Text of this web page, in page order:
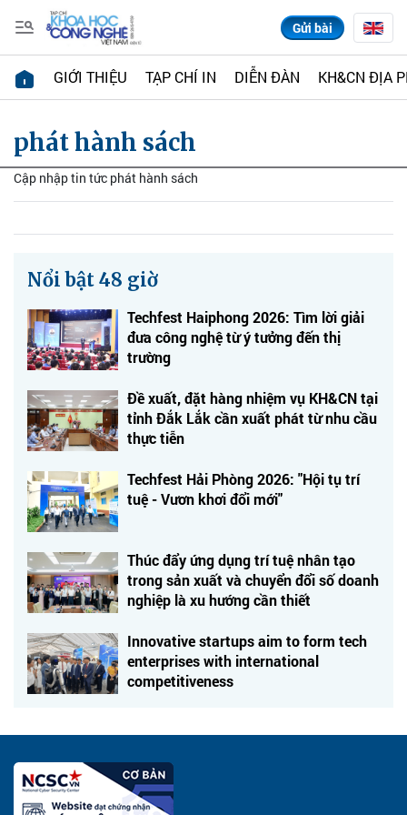
Gửi bài
GIỚI THIỆU TẠP CHÍ IN DIỄN ĐÀN KH&CN ĐỊA
phát hành sách
Cập nhập tin tức phát hành sách
Nổi bật 48 giờ
Techfest Haiphong 2026: Tìm lời giải
đưa công nghệ từ ý tưởng đến thị
trường
Đề xuất, đặt hàng nhiệm vụ KH&CN tại
tỉnh Đắk Lắk cần xuất phát từ nhu cầu
thực tiễn
Techfest Hải Phòng 2026: "Hội tụ trí
tuệ - Vươn khơi đổi mới"
Thúc đẩy ứng dụng trí tuệ nhân tạo
trong sản xuất và chuyển đổi số doanh
nghiệp là xu hướng cần thiết
Innovative startups aim to form tech
enterprises with international
competitiveness